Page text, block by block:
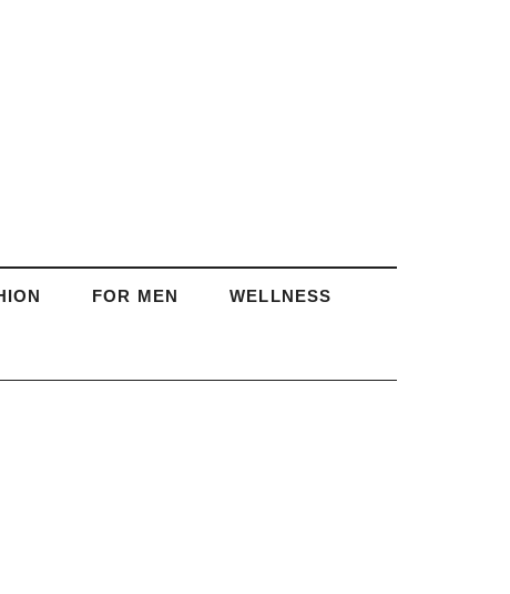
FOR MEN WELLNESS